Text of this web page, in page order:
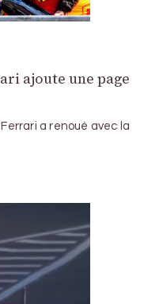
ajoute une page
a renoué avec la